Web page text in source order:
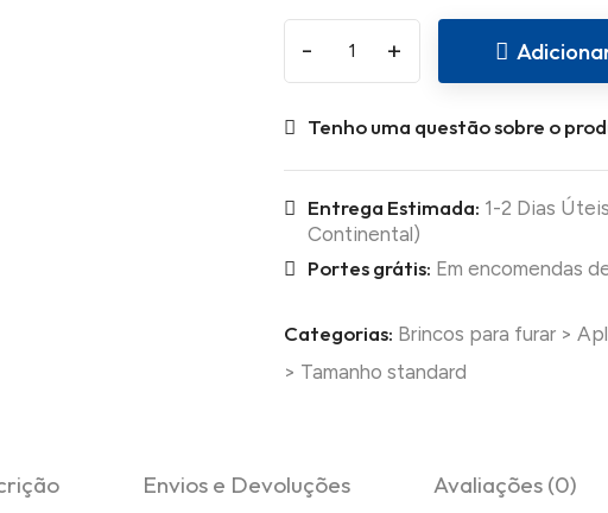
- +
Tenho uma questão sobre o
Entrega Estimada: 1-2 Dias
Continental)
Portes grátis: Em encomendas
Categorias: Brincos para furar >
> Tamanho standard
Envios e Devoluções Avaliações (0)